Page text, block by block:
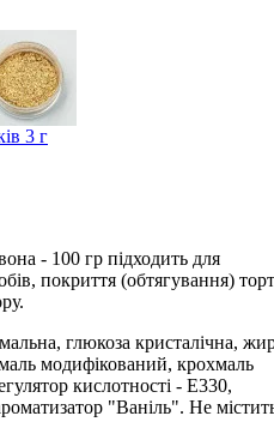
3 г
- 100 гр підходить для
покриття (обтягування)
глюкоза кристалічна,
модифікований, крохмаль
кислотності - Е330,
"Ваніль". Не